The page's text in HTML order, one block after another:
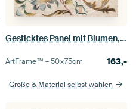
Gesticktes Panel mit Blumen, Italien
ArtFrame™ –50×75cm 163,-
Größe & Material selbst wählen